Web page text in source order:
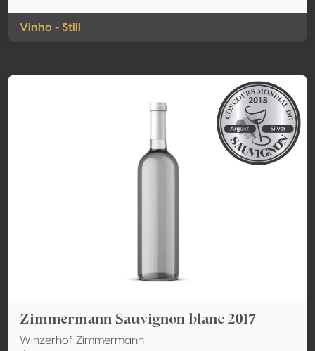
Vinho - Still
Zimmermann Sauvignon blanc 2017
Winzerhof Zimmermann